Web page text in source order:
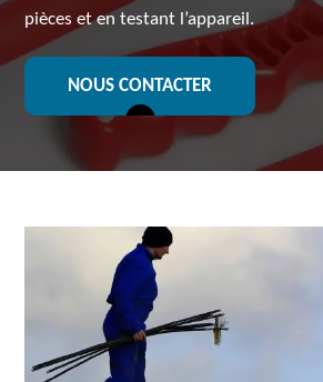
pièces et en testant l’appareil.
NOUS CONTACTER